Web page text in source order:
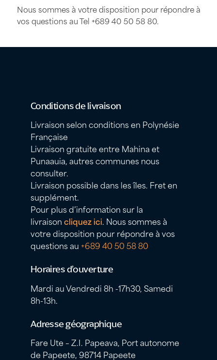
Nous sommes à votre disposition pour répondre à
vos questions au Tel +689 40 50 58 80.
Conditions de livraison
Livraison selon conditions en Polynésie
Française
Livraison gratuite entre Mahina et
Punaauia, autres communes nous
consulter.
Livraison possible dans les îles. Fret en
supplément.
Pour plus d’information sur la
livraisoncliquez ici. Nous sommes à
votre disposition pour répondre à vos
questions au +689 40 50 58 80
Horaires d’ouverture
Mardi au Vendredi 8h -17h30, Samedi
8h-13h.
Adresse géographique
Fare Ute – Z.I. Papeava, Port autonome
de Papeete, 98714 Papeete